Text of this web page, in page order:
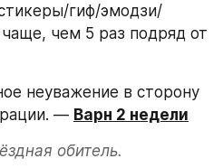
гиф/эмодзи/
чем 5 раз подряд от
неуважение в сторону
— Варн 2 недели
обитель.